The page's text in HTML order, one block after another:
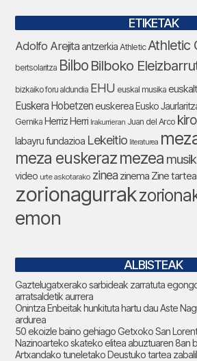
ETIKETAK
Adolfo Arejitaantzerkia Athletic Athletic
bertsolaritza Bilbo Bilboko
bizkaiko foru aldundia EHU euskal musika
Euskera Hobetzeneuskerea Eusko
Gernika Herriz Herri Irakurrieran Juan del Arco
labayru fundazioa Lekeitio literaturea
meza euskerazmezea
video urte askotarako zinea zinema Zine tartea
zorionagurrak
emon
ALBISTEAK
Gaztelugatxerako sarbideak zarratuta
arratsaldetik aurrera
Onintza Enbeitak hunkituta hartu dau Aste
ardurea
50 ekoizle baino gehiago Getxoko San
Nazinoarteko skateko elitea abuztuaren 8an
Artxandako tuneletako Deustuko tartea